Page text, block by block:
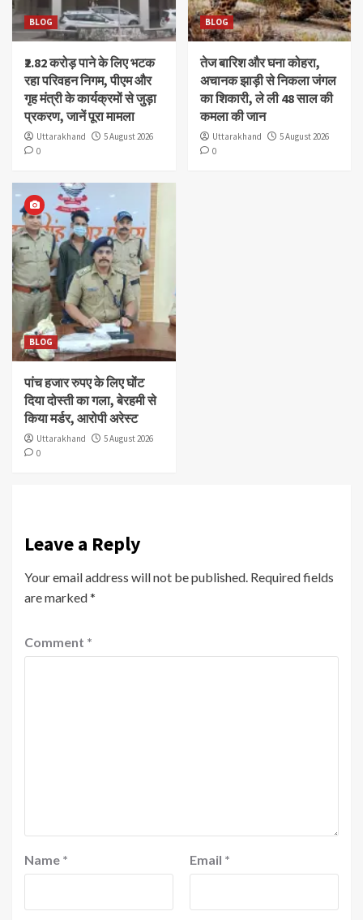
BLOG
₹2.82 करोड़ पाने के लिए भटक
रहा परिवहन निगम, पीएम और
गृह मंत्री के कार्यक्रमों से जुड़ा
प्रकरण, जानें पूरा मामला
Uttarakhand
5 August 2026
0
BLOG
तेज बारिश और घना कोहरा,
अचानक झाड़ी से निकला जंगल
का शिकारी, ले ली 48 साल की
कमला की जान
Uttarakhand
5 August 2026
0
BLOG
पांच हजार रुपए के लिए घोंट
दिया दोस्ती का गला, बेरहमी से
किया मर्डर, आरोपी अरेस्ट
Uttarakhand
5 August 2026
0
Leave a Reply
Your email address will not be published. Required fields
are marked*
Comment *
Name * Email *